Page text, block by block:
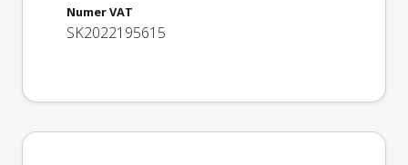
Numer VAT
SK2022195615